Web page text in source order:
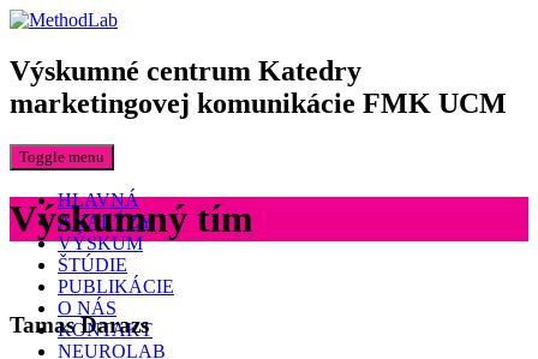
Výskumné centrum Katedry
marketingovej komunikácie FMK UCM
Toggle menu
HLAVNÁ
ANALÝZY
VÝSKUM
ŠTÚDIE
PUBLIKÁCIE
O NÁS
KONTAKT
NEUROLAB
Výskumný tím
Tamas Darazs